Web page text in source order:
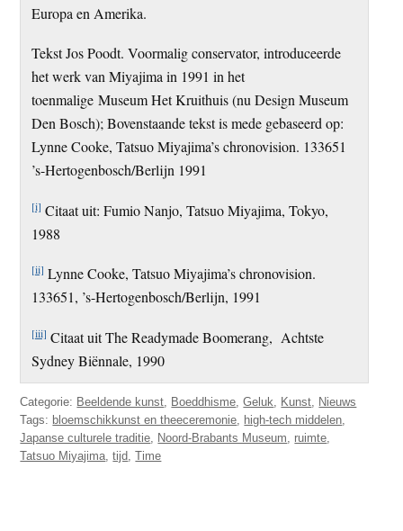
Europa en Amerika.
Tekst Jos Poodt. Voormalig conservator, introduceerde
het werk van Miyajima in 1991 in het
toenmalige Museum Het Kruithuis (nu Design Museum
Den Bosch); Bovenstaande tekst is mede gebaseerd op:
Lynne Cooke, Tatsuo Miyajima’s chronovision. 133651
’s-Hertogenbosch/Berlijn 1991
[i] Citaat uit: Fumio Nanjo, Tatsuo Miyajima, Tokyo,
1988
[ii] Lynne Cooke, Tatsuo Miyajima’s chronovision.
133651, ’s-Hertogenbosch/Berlijn, 1991
[iii] Citaat uit The Readymade Boomerang, Achtste
Sydney Biënnale, 1990
Categorie: Beeldende kunst, Boeddhisme,Geluk, Kunst, Nieuws
Tags: bloemschikkunst en theeceremonie, high-tech middelen,
Japanse culturele traditie, Noord-Brabants Museum, ruimte,
Tatsuo Miyajima,tijd,Time